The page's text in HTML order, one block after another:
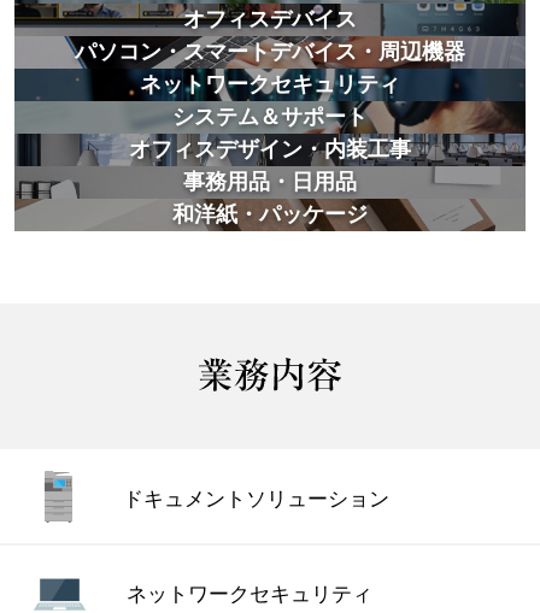
オフィスデバイス
パソコン・スマートデバイス・周辺機器
ネットワークセキュリティ
システム＆サポート
オフィスデザイン・内装工事
事務用品・日用品
和洋紙・パッケージ
ドキュメント ソリューション
ネットワーク セキュリティ